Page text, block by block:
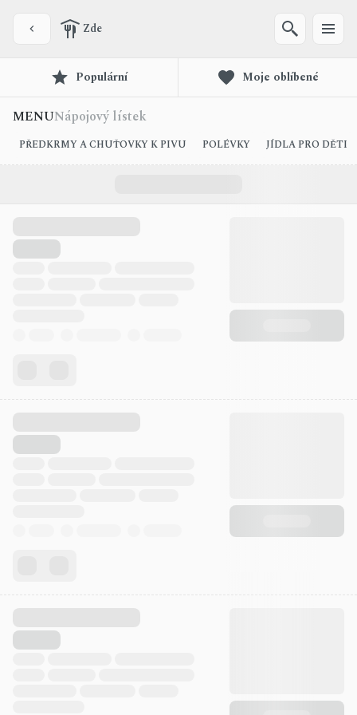
Zde
Populární Moje oblíbené
MENUNápojový lístek
PŘEDKRMY A CHUŤOVKY K PIVU POLÉVKY JÍDLA PRO DĚTI